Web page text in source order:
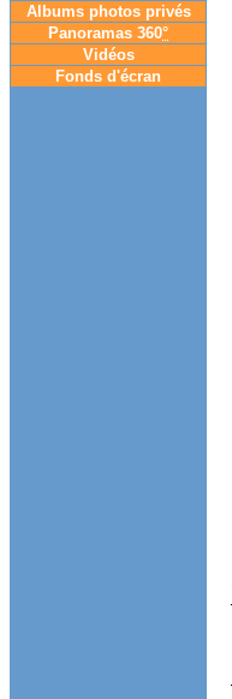
Albums photos privés
Panoramas 360°
Vidéos
Fonds d'écran